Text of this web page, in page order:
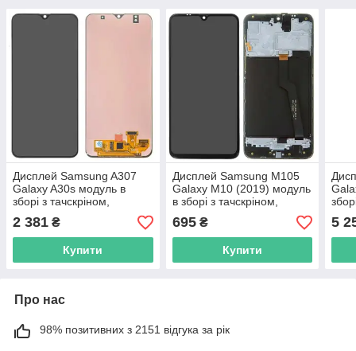
Дисплей Samsung A307
Galaxy A30s модуль в
зборі з тачскріном,
(переклеєне скло)
2 381 ₴
Купити
Дисплей Samsung M105
Galaxy M10 (2019) модуль
в зборі з тачскріном,
чорний, з рамкою, Original
(PRC)
695₴
Купити
5
Про нас
98% позитивних з 2151 відгука за рік